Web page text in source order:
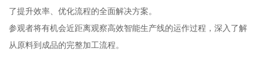
了提升效率、优化流程的全面解决方案。
参观者将有机会近距离观察高效智能生产线的运作过程，深入了解
从原料到成品的完整加工流程。